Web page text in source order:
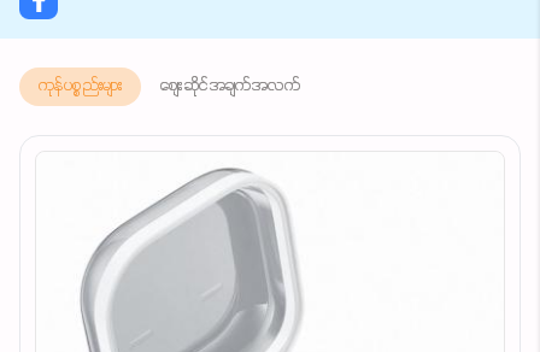
ကုန်ပစ္စည်းများ စျေးဆိုင်အချက်အလက်